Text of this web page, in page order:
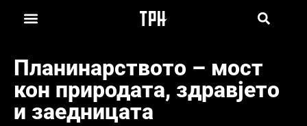
Планинарството – мост
кон природата, здравјето
и заедницата